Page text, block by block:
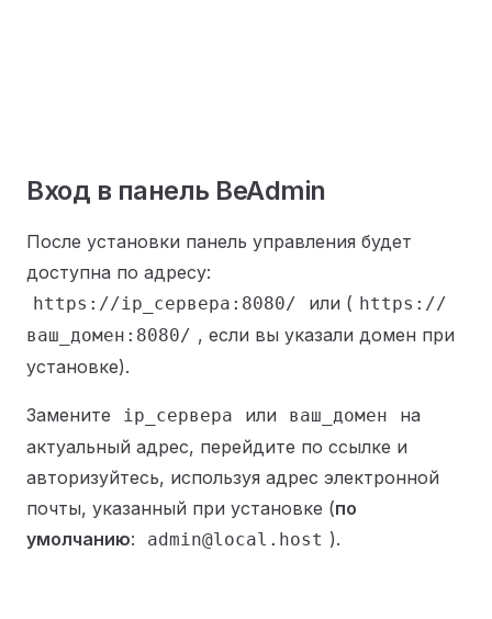
Вход в панель BeAdmin
После установки панель управления будет
доступна по адресу:
https://ip_сервера:8080/ или ( https://
ваш_домен:8080/ , если вы указали домен при
установке).
Замените ip_сервера или ваш_домен
на
актуальный адрес, перейдите по ссылке и
авторизуйтесь, используя адрес электронной
почты, указанный при установке (по
умолчанию: admin@local.host ).